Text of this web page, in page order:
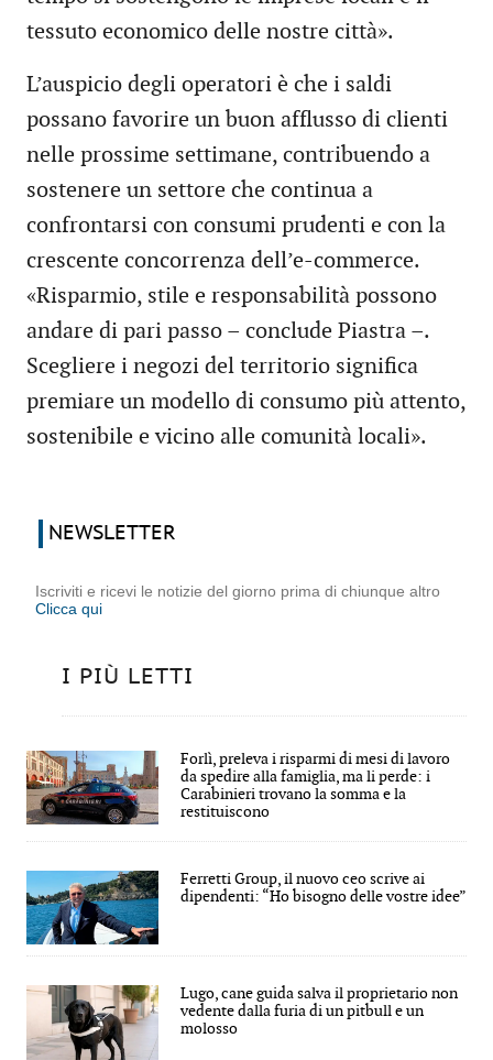
tessuto economico delle nostre città».
L’auspicio degli operatori è che i saldi
possano favorire un buon afflusso di clienti
nelle prossime settimane, contribuendo a
sostenere un settore che continua a
confrontarsi con consumi prudenti e con la
crescente concorrenza dell’e-commerce.
«Risparmio, stile e responsabilità possono
andare di pari passo – conclude Piastra –.
Scegliere i negozi del territorio significa
premiare un modello di consumo più attento,
sostenibile e vicino alle comunità locali».
NEWSLETTER
Iscriviti e ricevi le notizie del giorno prima di chiunque altro
Clicca qui
I PIÙ LETTI
Forlì, preleva i risparmi di mesi di lavoro
da spedire alla famiglia, ma li perde: i
Carabinieri trovano la somma e la
restituiscono
Ferretti Group, il nuovo ceo scrive ai
dipendenti: “Ho bisogno delle vostre idee”
Lugo, cane guida salva il proprietario non
vedente dalla furia di un pitbull e un
molosso